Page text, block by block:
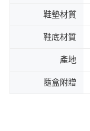
鞋墊材質
鞋底材質
產地
隨盒附贈